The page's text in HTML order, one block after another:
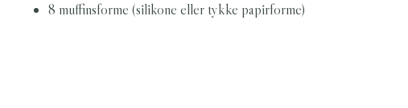
8 muffinsforme (silikone eller tykke papirforme)